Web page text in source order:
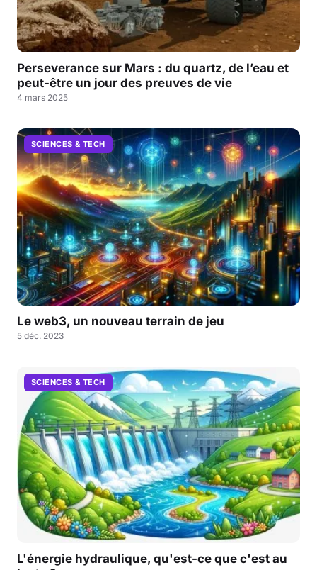
Perseverance sur Mars : du quartz, de l’eau et
peut-être un jour des preuves de vie
4 mars 2025
SCIENCES & TECH
Le web3, un nouveau terrain de jeu
5 déc. 2023
SCIENCES & TECH
L'énergie hydraulique, qu'est-ce que c'est au